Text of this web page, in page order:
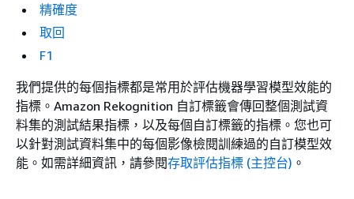
精確度
取回
F1
我們提供的每個指標都是常用於評估機器學習模型效能的
指標。Amazon Rekognition 自訂標籤會傳回整個測試資
料集的測試結果指標，以及每個自訂標籤的指標。您也可
以針對測試資料集中的每個影像檢閱訓練過的自訂模型效
能。如需詳細資訊，請參閱存取評估指標 (主控台) 。